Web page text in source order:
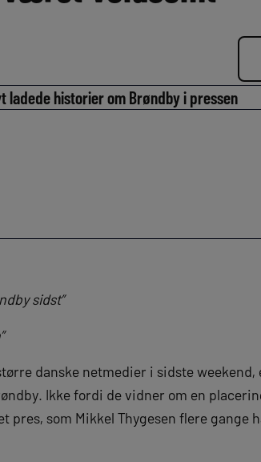
historier om Brøndby i pressen
sidst”
danske netmedier i sidste
Ikke fordi de vidner om en
som Mikkel Thygesen flere gange